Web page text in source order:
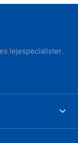
lejespecialister.